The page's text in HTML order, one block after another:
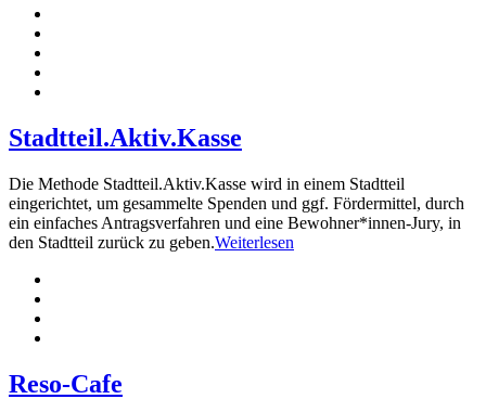
Stadtteil.Aktiv.Kasse
Die Methode Stadtteil.Aktiv.Kasse wird in einem Stadtteil
eingerichtet, um gesammelte Spenden und ggf. Fördermittel, durch
ein einfaches Antragsverfahren und eine Bewohner*innen-Jury, in
den Stadtteil zurück zu geben.Weiterlesen
Reso-Cafe